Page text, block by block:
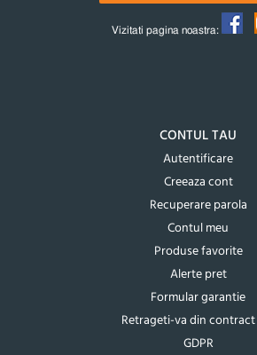
Vizitati pagina noastra:
CONTUL TAU
Autentificare
Creeaza cont
Recuperare parola
Contul meu
Produse favorite
Alerte pret
Formular garantie
Retrageti-va din
GDPR